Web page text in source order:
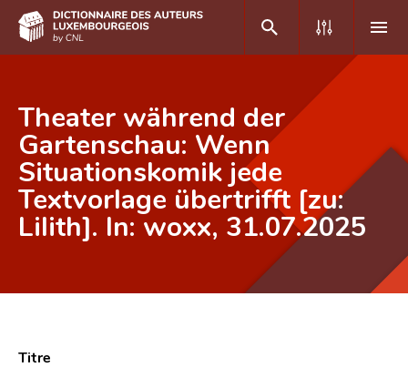
DE FR
Accueil
Auteur(e)s A-Z
Recherche avancée
Équipe scientifique
Theater während der
Gartenschau: Wenn
Situationskomik jede
Textvorlage übertrifft [zu:
Lilith]. In: woxx, 31.07.2025
Titre